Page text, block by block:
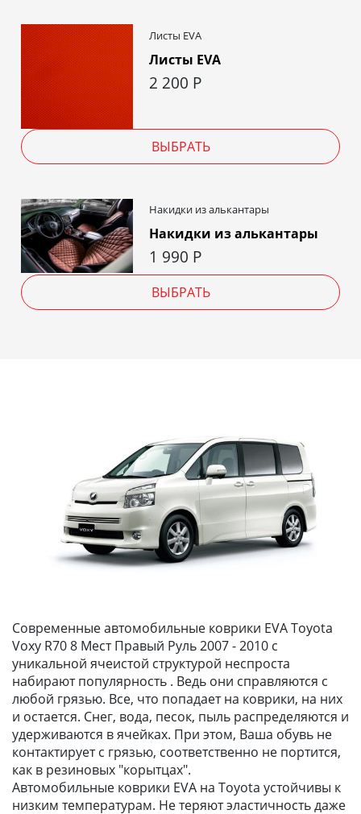
Листы EVA
Листы EVA
2 200 Р
ВЫБРАТЬ
Накидки из алькантары
Накидки из алькантары
1 990 Р
ВЫБРАТЬ
Современные автомобильные коврики EVA Toyota
Voxy R70 8 Мест Правый Руль 2007 - 2010 с
уникальной ячеистой структурой неспроста
набирают популярность . Ведь они справляются с
любой грязью. Все, что попадает на коврики, на них
и остается. Снег, вода, песок, пыль распределяются и
удерживаются в ячейках. При этом, Ваша обувь не
контактирует с грязью, соответственно не портится,
как в резиновых "корытцах".
Автомобильные коврики EVA на Toyota устойчивы к
низким температурам. Не теряют эластичность даже